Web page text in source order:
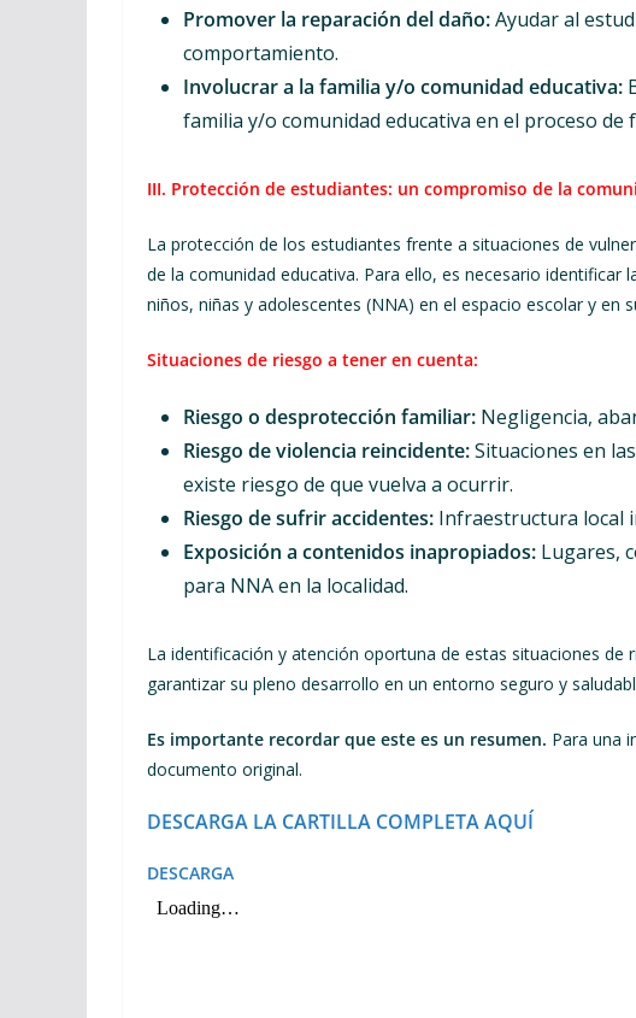
Promover la reparación del daño:Ayudar al
comportamiento.
Involucrar a la familia y/o comunidad educativa:
familia y/o comunidad educativa en el proceso de
III. Protección de estudiantes: un compromiso de la
La protección de los estudiantes frente a situaciones de
de la comunidad educativa. Para ello, es necesario identificar
niños, niñas y adolescentes (NNA) en el espacio escolar y en
Situaciones de riesgo a tener en cuenta:
Riesgo o desprotección familiar: Negligencia,
Riesgo de violencia reincidente:Situaciones en
existe riesgo de que vuelva a ocurrir.
Riesgo de sufrir accidentes: Infraestructura local
Exposición a contenidos inapropiados: Lugares,
para NNA en la localidad.
La identificación y atención oportuna de estas situaciones
garantizar su pleno desarrollo en un entorno seguro y
Es importante recordar que este es un resumen. Para una
documento original.
DESCARGA LA CARTILLA COMPLETA AQUÍ
DESCARGA